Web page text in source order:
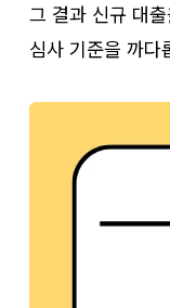
그 결과 신규 대출
심사 기준을 까다